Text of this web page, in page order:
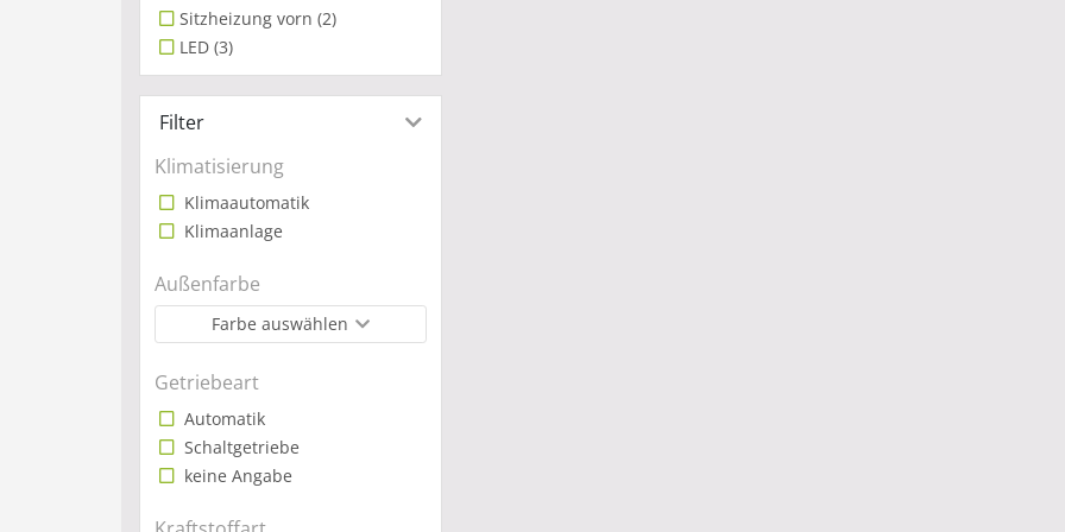
Sitzheizung vorn (2)
LED (3)
Filter
Klimatisierung
Klimaautomatik
Klimaanlage
Außenfarbe
Farbe auswählen
Getriebeart
Automatik
Schaltgetriebe
keine Angabe